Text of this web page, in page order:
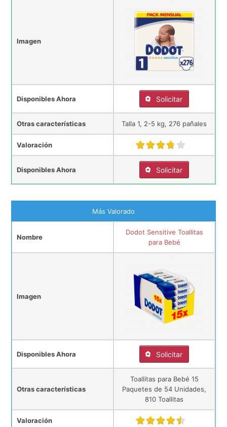
Imagen
Disponibles Ahora Solicitar
Otras características Talla 1, 2-5 kg, 276 pañales
Valoración
Disponibles Ahora Solicitar
Más Valorado
Nombre
Dodot Sensitive Toallitas
para Bebé
Imagen
Disponibles Ahora Solicitar
Otras características
Toallitas para Bebé 15
Paquetes de 54 Unidades,
810 Toallitas
Valoración